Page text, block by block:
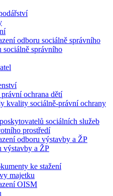
odboru sociálně správního
sociálně správního
právní ochrana dětí
kvality sociálně-právní ochrany
sociálních služeb
prostředí
odboru výstavby a ŽP
výstavby a ŽP
ke stažení
majetku
OISM